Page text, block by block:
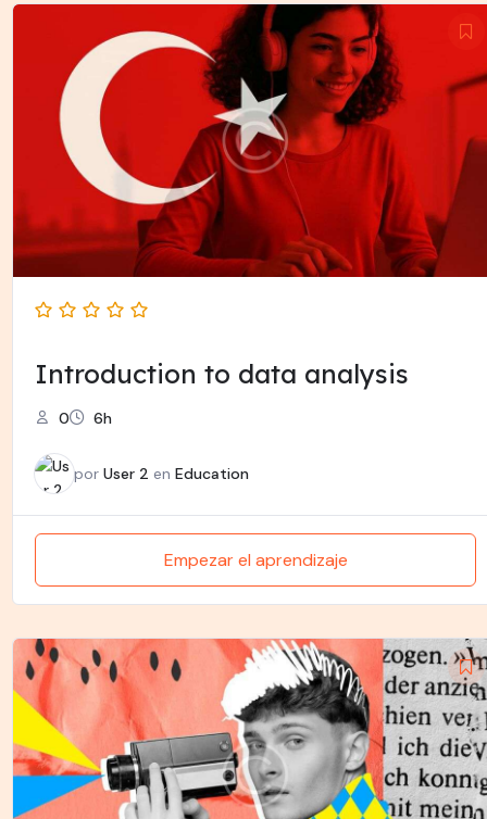
Introduction to data analysis
0 6h
porUser 2 enEducation
Empezar el aprendizaje